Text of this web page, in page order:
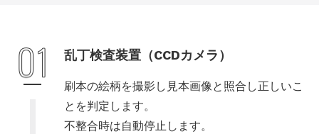
乱丁検査装置（CCDカメラ）
刷本の絵柄を撮影し見本画像と照合し正しいこ
とを判定します。
不整合時は自動停止します。